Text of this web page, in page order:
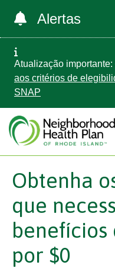
Alertas
Atualização
aos critérios de
SNAP
Obtenha
que
benefícios
por $0